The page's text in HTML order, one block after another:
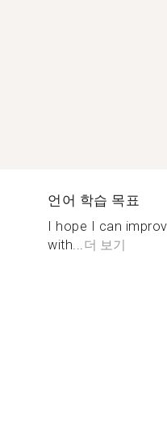
언어 학습 목표
I hope I can
with... 더 보기